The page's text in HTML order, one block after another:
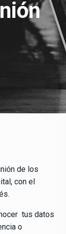
de los
con el
tus datos
o